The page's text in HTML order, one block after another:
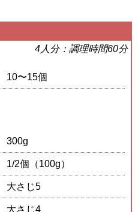
4人分：調理時間60分
10〜15個
300g
1/2個（100g）
大さじ5
大さじ4